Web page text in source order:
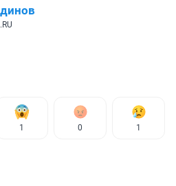
1 0 1